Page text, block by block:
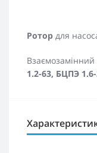
Ротор для
1.2-63, БЦПЭ